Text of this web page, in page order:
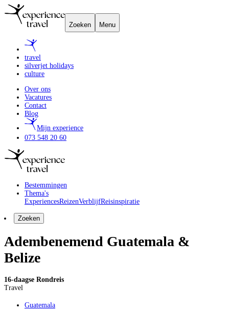
Zoeken Menu
travel
silverjet holidays
culture
Over ons
Vacatures
Contact
Blog
Mijn experience
073 548 20 60
Bestemmingen
Thema's
ExperiencesReizenVerblijfReisinspiratie
Zoeken
Adembenemend Guatemala &
Belize
16-daagse Rondreis
Travel
Guatemala